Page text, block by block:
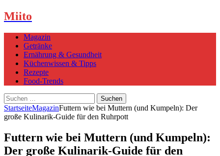
Miito
Magazin
Getränke
Ernährung & Gesundheit
Küchenwissen & Tipps
Rezepte
Food-Trends
Suchen
nach:
StartseiteMagazinFuttern wie bei Muttern (und Kumpeln): Der
große Kulinarik-Guide für den Ruhrpott
Futtern wie bei Muttern (und Kumpeln):
Der große Kulinarik-Guide für den